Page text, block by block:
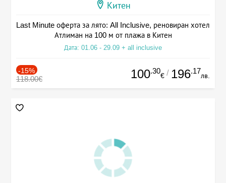
Китен
Last Minute оферта за лято: All Inclusive, реновиран хотел
Атлиман на 100 м от плажа в Китен
Дата: 01.06 - 29.09 + all inclusive
-15%
118.00€ 100.30
€ / 196.17
лв.